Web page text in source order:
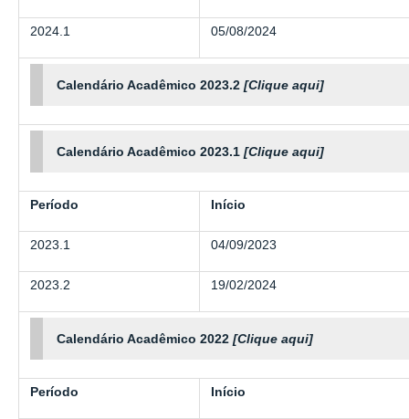
2024.1 05/08/2024
Calendário Acadêmico 2023.2[Clique aqui]
Calendário Acadêmico 2023.1[Clique aqui]
Período Início
2023.1 04/09/2023
2023.2 19/02/2024
Calendário Acadêmico 2022[Clique aqui]
Período Início